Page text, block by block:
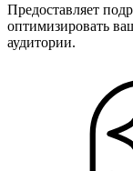
Предоставляет
оптимизировать
аудитории.